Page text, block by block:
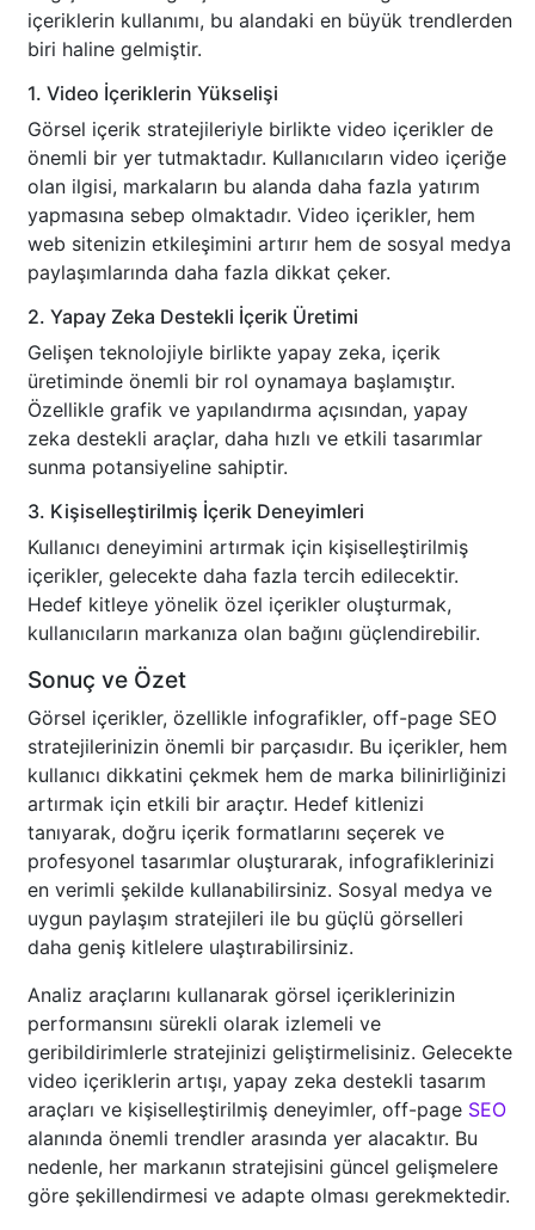
içeriklerin kullanımı, bu alandaki en büyük trendlerden
biri haline gelmiştir.
1. Video İçeriklerin Yükselişi
Görsel içerik stratejileriyle birlikte video içerikler de
önemli bir yer tutmaktadır. Kullanıcıların video içeriğe
olan ilgisi, markaların bu alanda daha fazla yatırım
yapmasına sebep olmaktadır. Video içerikler, hem
web sitenizin etkileşimini artırır hem de sosyal medya
paylaşımlarında daha fazla dikkat çeker.
2. Yapay Zeka Destekli İçerik Üretimi
Gelişen teknolojiyle birlikte yapay zeka, içerik
üretiminde önemli bir rol oynamaya başlamıştır.
Özellikle grafik ve yapılandırma açısından, yapay
zeka destekli araçlar, daha hızlı ve etkili tasarımlar
sunma potansiyeline sahiptir.
3. Kişiselleştirilmiş İçerik Deneyimleri
Kullanıcı deneyimini artırmak için kişiselleştirilmiş
içerikler, gelecekte daha fazla tercih edilecektir.
Hedef kitleye yönelik özel içerikler oluşturmak,
kullanıcıların markanıza olan bağını güçlendirebilir.
Sonuç ve Özet
Görsel içerikler, özellikle infografikler, off-page SEO
stratejilerinizin önemli bir parçasıdır. Bu içerikler, hem
kullanıcı dikkatini çekmek hem de marka bilinirliğinizi
artırmak için etkili bir araçtır. Hedef kitlenizi
tanıyarak, doğru içerik formatlarını seçerek ve
profesyonel tasarımlar oluşturarak, infografiklerinizi
en verimli şekilde kullanabilirsiniz. Sosyal medya ve
uygun paylaşım stratejileri ile bu güçlü görselleri
daha geniş kitlelere ulaştırabilirsiniz.
Analiz araçlarını kullanarak görsel içeriklerinizin
performansını sürekli olarak izlemeli ve
geribildirimlerle stratejinizi geliştirmelisiniz. Gelecekte
video içeriklerin artışı, yapay zeka destekli tasarım
araçları ve kişiselleştirilmiş deneyimler, off-page SEO
alanında önemli trendler arasında yer alacaktır. Bu
nedenle, her markanın stratejisini güncel gelişmelere
göre şekillendirmesi ve adapte olması gerekmektedir.